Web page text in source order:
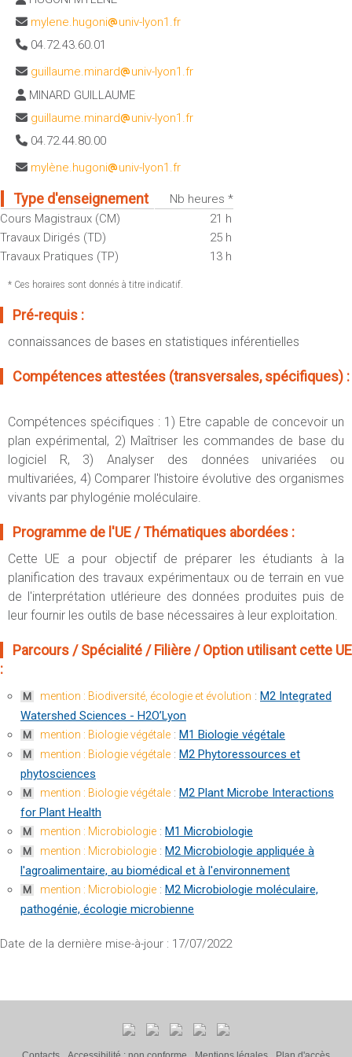
Sportives)
UFR FS (Chimie, Mathématique, Physique)
UFR Biosciences (Biologie, Biochimie)
GEP (Génie Electrique des Procédés - Département composante)
Informatique (Département Composante)
Mécanique (Département composante)
OUTILS
Intranet des personnels
Moodle
Emploi du temps
Messagerie
Stage et emploi
de Compétences
Fermer
mylene.hugoni
univ-lyon1.fr
04.72.43.60.01
guillaume.minard
univ-lyon1.fr
MINARD GUILLAUME
guillaume.minard
univ-lyon1.fr
04.72.44.80.00
mylène.hugoni
univ-lyon1.fr
Type d'enseignement
Nb heures *
Cours Magistraux (CM)
21 h
Travaux Dirigés (TD)
25 h
Travaux Pratiques (TP)
13 h
* Ces horaires sont donnés à titre indicatif.
Pré-requis :
connaissances de bases en statistiques inférentielles
Compétences attestées (transversales, spécifiques) :
Compétences spécifiques : 1) Etre capable de concevoir un
plan expérimental, 2) Maîtriser les commandes de base du
logiciel R, 3) Analyser des données univariées ou
multivariées, 4) Comparer l'histoire évolutive des organismes
vivants par phylogénie moléculaire.
Programme de l'UE / Thématiques abordées :
Cette UE a pour objectif de préparer les étudiants à la
planification des travaux expérimentaux ou de terrain en vue
de l'interprétation utlérieure des données produites puis de
leur fournir les outils de base nécessaires à leur exploitation.
Parcours / Spécialité / Filière / Option utilisant cette UE
:
M mention : Biodiversité, écologie et évolution : M2 Integrated
Watershed Sciences - H2O’Lyon
M mention : Biologie végétale : M1 Biologie végétale
M mention : Biologie végétale : M2 Phytoressources et
phytosciences
M mention : Biologie végétale : M2 Plant Microbe Interactions
for Plant Health
M mention : Microbiologie : M1 Microbiologie
M mention : Microbiologie : M2 Microbiologie appliquée à
l'agroalimentaire, au biomédical et à l'environnement
M mention : Microbiologie : M2 Microbiologie moléculaire,
pathogénie, écologie microbienne
Date de la dernière mise-à-jour : 17/07/2022